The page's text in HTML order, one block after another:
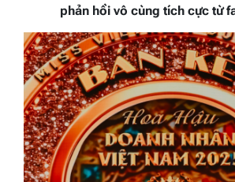
phản hồi vô cùng tích cực từ